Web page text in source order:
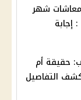
شهر
: إجابة
حقيقة أم
التفاصيل